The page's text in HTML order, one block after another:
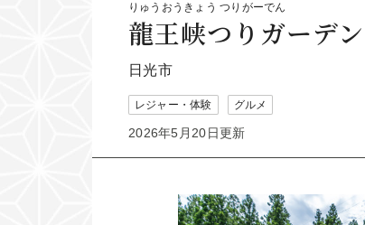
りゅうおうきょう つりがーでん
龍王峡つりガーデン
日光市
レジャー・体験 グルメ
2026年5月20日更新